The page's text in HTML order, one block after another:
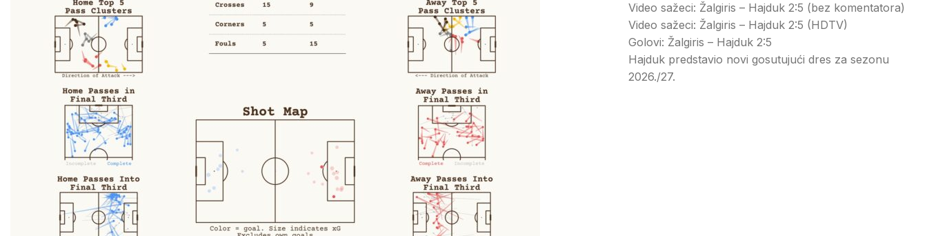
Video sažeci: Žalgiris – Hajduk 2:5 (bez komentatora)
Video sažeci: Žalgiris – Hajduk 2:5 (HDTV)
Golovi: Žalgiris – Hajduk 2:5
Hajduk predstavio novi gosutujući dres za sezonu
2026./27.